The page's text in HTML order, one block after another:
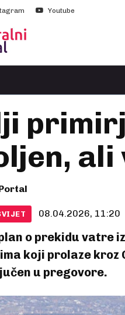
Youtube
08.04.2026, 11:20
o prekidu vatre
koji prolaze kroz
u pregovore.